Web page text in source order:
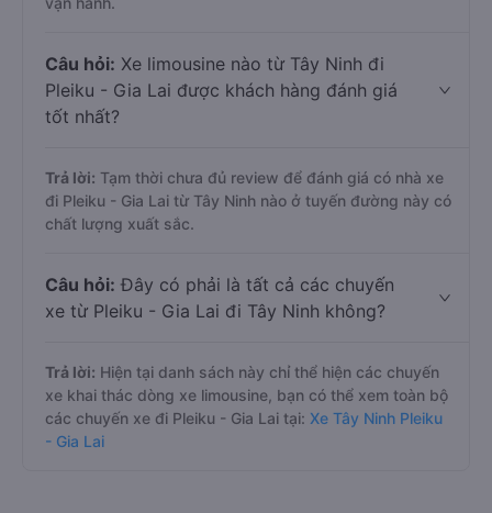
Câu hỏi: Xe limousine nào từ Tây Ninh đi
Pleiku - Gia Lai được khách hàng đánh giá
tốt nhất?
Trả lời: Tạm thời chưa đủ review để đánh giá có nhà xe
đi Pleiku - Gia Lai từ Tây Ninh nào ở tuyến đường này có
chất lượng xuất sắc.
Câu hỏi: Đây có phải là tất cả các chuyến
xe từ Pleiku - Gia Lai đi Tây Ninh không?
Trả lời: Hiện tại danh sách này chỉ thể hiện các chuyến
xe khai thác dòng xe limousine, bạn có thể xem toàn bộ
các chuyến xe đi Pleiku - Gia Lai tại: Xe Tây Ninh Pleiku
- Gia Lai